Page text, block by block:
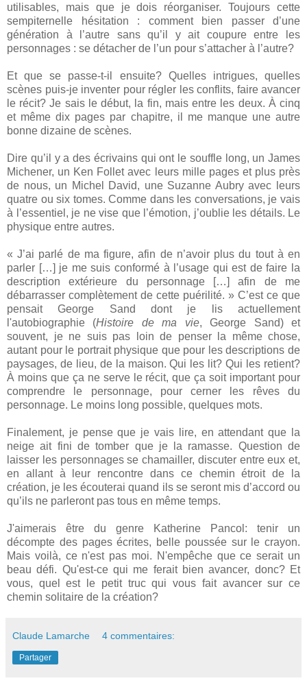
utilisables, mais que je dois réorganiser. Toujours cette
sempiternelle hésitation : comment bien passer d’une
génération à l’autre sans qu’il y ait coupure entre les
personnages : se détacher de l’un pour s’attacher à l’autre?
Et que se passe-t-il ensuite? Quelles intrigues, quelles
scènes puis-je inventer pour régler les conflits, faire avancer
le récit? Je sais le début, la fin, mais entre les deux. À cinq
et même dix pages par chapitre, il me manque une autre
bonne dizaine de scènes.
Dire qu’il y a des écrivains qui ont le souffle long, un James
Michener, un Ken Follet avec leurs mille pages et plus près
de nous, un Michel David, une Suzanne Aubry avec leurs
quatre ou six tomes. Comme dans les conversations, je vais
à l’essentiel, je ne vise que l’émotion, j’oublie les détails. Le
physique entre autres.
« J’ai parlé de ma figure, afin de n’avoir plus du tout à en
parler […] je me suis conformé à l’usage qui est de faire la
description extérieure du personnage […] afin de me
débarrasser complètement de cette puérilité. » C’est ce que
pensait George Sand dont je lis actuellement
l'autobiographie (Histoire de ma vie, George Sand) et
souvent, je ne suis pas loin de penser la même chose,
autant pour le portrait physique que pour les descriptions de
paysages, de lieu, de la maison. Qui les lit? Qui les retient?
À moins que ça ne serve le récit, que ça soit important pour
comprendre le personnage, pour cerner les rêves du
personnage. Le moins long possible, quelques mots.
Finalement, je pense que je vais lire, en attendant que la
neige ait fini de tomber que je la ramasse. Question de
laisser les personnages se chamailler, discuter entre eux et,
en allant à leur rencontre dans ce chemin étroit de la
création, je les écouterai quand ils se seront mis d’accord ou
qu’ils ne parleront pas tous en même temps.
J'aimerais être du genre Katherine Pancol: tenir un
décompte des pages écrites, belle poussée sur le crayon.
Mais voilà, ce n'est pas moi. N'empêche que ce serait un
beau défi. Qu'est-ce qui me ferait bien avancer, donc? Et
vous, quel est le petit truc qui vous fait avancer sur ce
chemin solitaire de la création?
Claude Lamarche 4 commentaires:
Partager